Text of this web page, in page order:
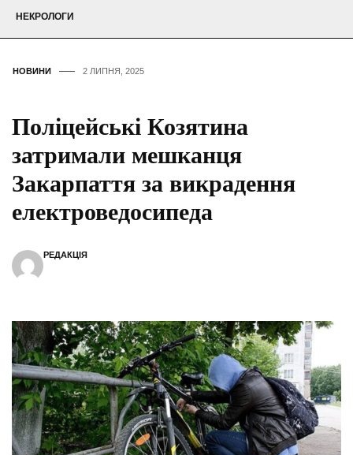
НЕКРОЛОГИ
НОВИНИ 2 ЛИПНЯ, 2025
Поліцейські Козятина
затримали мешканця
Закарпаття за викрадення
електроведосипеда
РЕДАКЦІЯ